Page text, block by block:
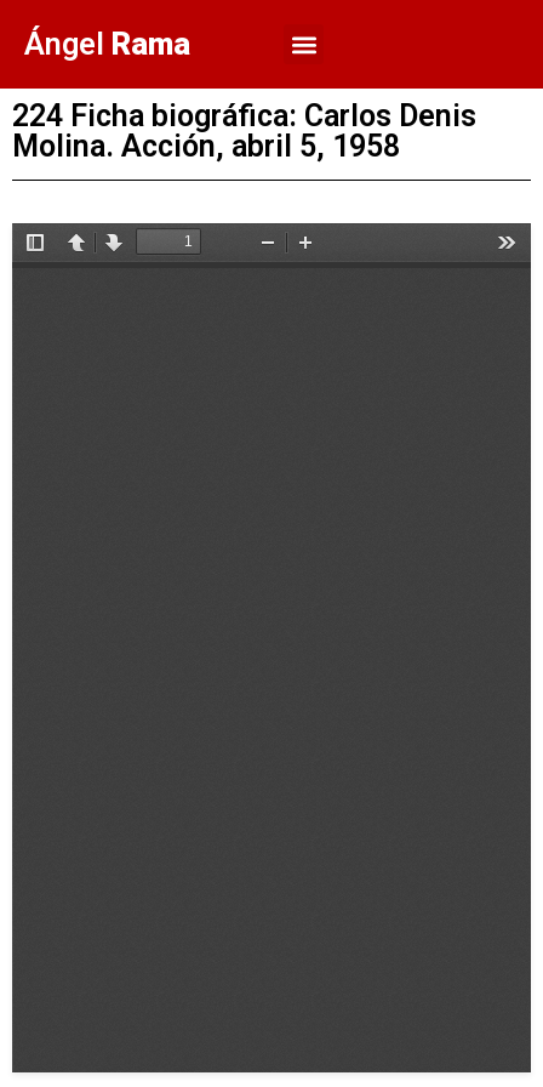
Ángel Rama
224 Ficha biográfica: Carlos Denis
Molina. Acción, abril 5, 1958